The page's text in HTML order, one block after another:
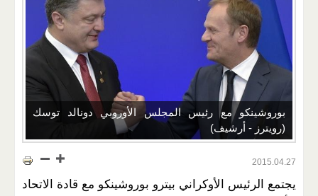
بوروشينكو مع رئيس المجلس الأوروبي دونالد توسك
(رويترز - أرشيف)
2015.04.27
يجتمع الرئيس الأوكراني بيترو بوروشينكو مع قادة الاتحاد